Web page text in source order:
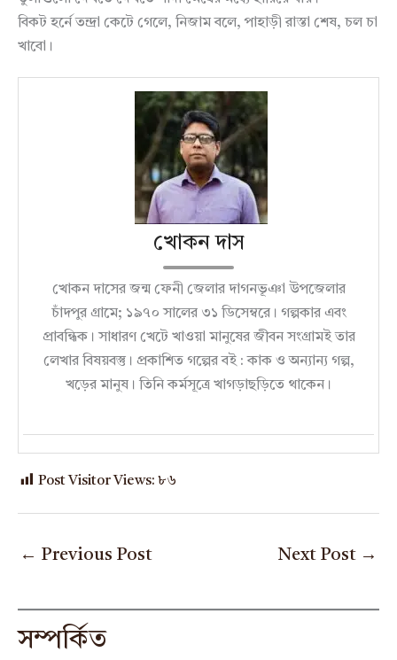
বিকট হর্নে তন্দ্রা কেটে গেলে, নিজাম বলে, পাহাড়ী রাস্তা শেষ, চল চা
খাবো।
খোকন দাস
খোকন দাসের জন্ম ফেনী জেলার দাগনভূঞা উপজেলার
চাঁদপুর গ্রামে; ১৯৭০ সালের ৩১ ডিসেম্বরে। গল্পকার এবং
প্রাবন্ধিক। সাধারণ খেটে খাওয়া মানুষের জীবন সংগ্রামই তার
লেখার বিষয়বস্তু। প্রকাশিত গল্পের বই : কাক ও অন্যান্য গল্প,
খড়ের মানুষ। তিনি কর্মসূত্রে খাগড়াছড়িতে থাকেন।
Post Visitor Views: ৮৬
← Previous Post Next Post →
সম্পর্কিত